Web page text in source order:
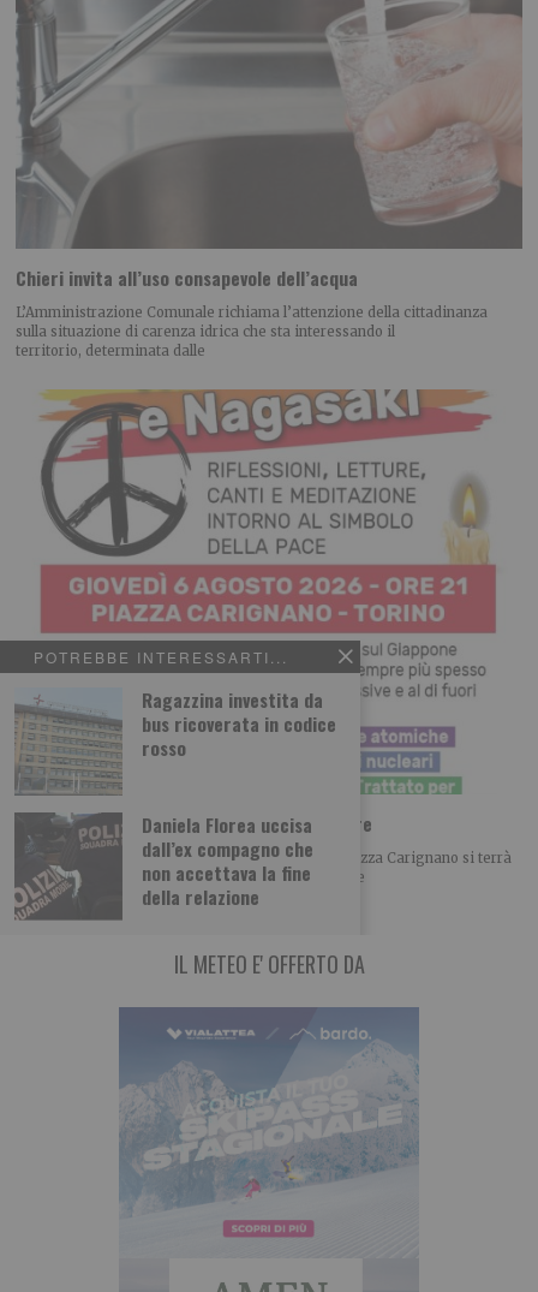
POTREBBE INTERESSARTI...
Ragazzina investita da
bus ricoverata in codice
rosso
Daniela Florea uccisa
dall’ex compagno che
non accettava la fine
della relazione
Chieri invita all’uso consapevole dell’acqua
L’Amministrazione Comunale richiama l’attenzione della cittadinanza
sulla situazione di carenza idrica che sta interessando il
territorio, determinata dalle
Hiroschima e Nagasaki: per non dimenticare
Domani, giovedì 6 agosto 2026, alle h, 21.00 in Piazza Carignano si terrà
la commemorazione delle tragedia di Hiroschima e
IL METEO E' OFFERTO DA